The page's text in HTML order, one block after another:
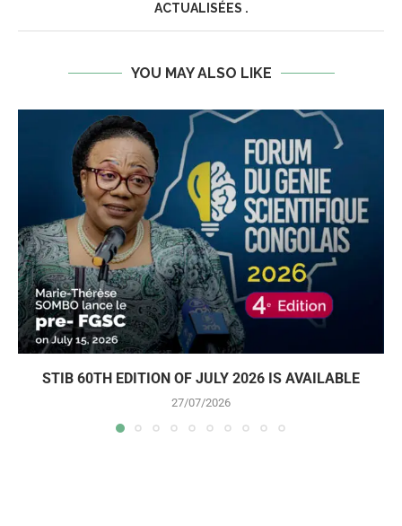
ACTUALISÉES .
YOU MAY ALSO LIKE
STIB 60TH EDITION OF JULY 2026 IS AVAILABLE
27/07/2026